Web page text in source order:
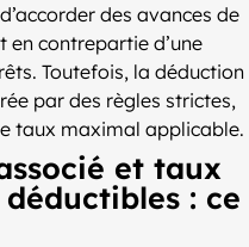
des avances de
en contrepartie d’une
Toutefois, la déduction
par des règles strictes,
taux maximal applicable.
et taux
: ce